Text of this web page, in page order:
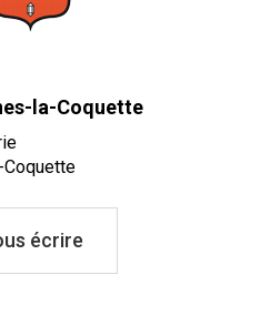
la-Coquette
écrire